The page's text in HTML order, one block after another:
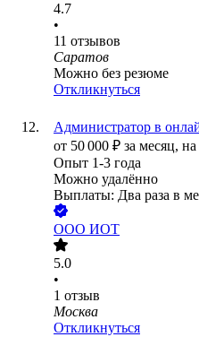
4.7
•
11 отзывов
Саратов
Можно без резюме
Откликнуться
Администратор в
от 50 000 ₽ за месяц, на
Опыт 1-3 года
Можно удалённо
Выплаты: Два раза в
ООО ИОТ
5.0
•
1 отзыв
Москва
Откликнуться